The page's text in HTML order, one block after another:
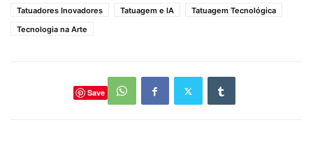
Tatuadores Inovadores
Tatuagem e IA
Tatuagem Tecnológica
Tecnologia na Arte
Save